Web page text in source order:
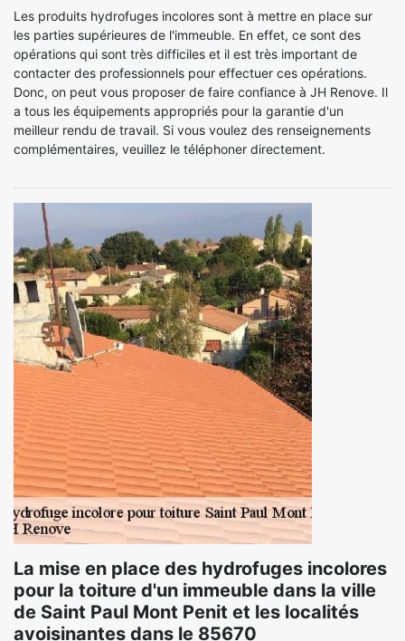
Les produits hydrofuges incolores sont à mettre en place sur
les parties supérieures de l'immeuble. En effet, ce sont des
opérations qui sont très difficiles et il est très important de
contacter des professionnels pour effectuer ces opérations.
Donc, on peut vous proposer de faire confiance à JH Renove. Il
a tous les équipements appropriés pour la garantie d'un
meilleur rendu de travail. Si vous voulez des renseignements
complémentaires, veuillez le téléphoner directement.
La mise en place des hydrofuges incolores
pour la toiture d'un immeuble dans la ville
de Saint Paul Mont Penit et les localités
avoisinantes dans le 85670